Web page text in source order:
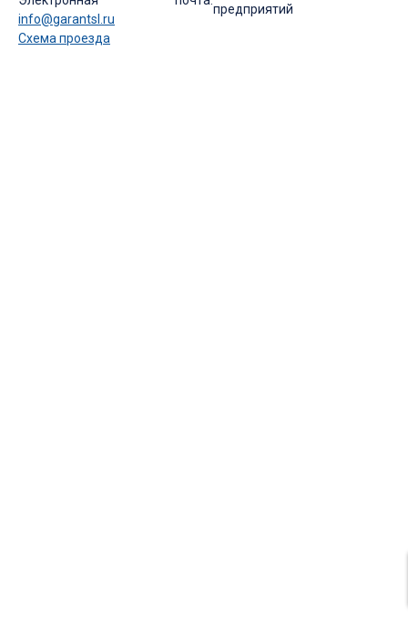
info@garantsl.ru
Схема проезда
предприятий